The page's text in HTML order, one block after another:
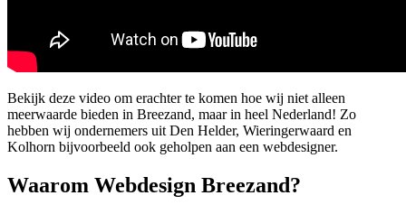
Bekijk deze video om erachter te komen hoe wij niet alleen
meerwaarde bieden in Breezand, maar in heel Nederland! Zo
hebben wij ondernemers uit Den Helder, Wieringerwaard en
Kolhorn bijvoorbeeld ook geholpen aan een webdesigner.
Waarom Webdesign Breezand?